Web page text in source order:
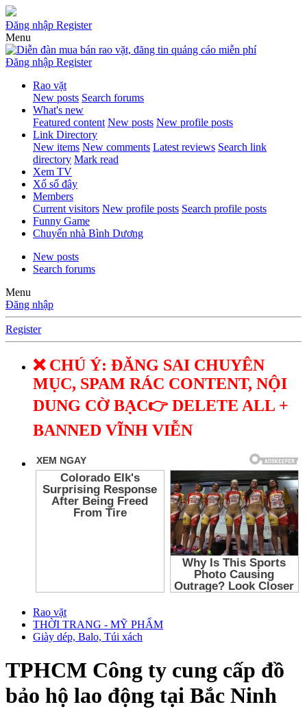
Đăng nhập Register
Menu
Đăng nhập Register
Rao vặt
New posts Search forums
What's new
Featured content New posts New profile posts
Link Directory
New items New comments Latest reviews Search link
directory Mark read
Xem TV
Xổ số đây
Members
Current visitors New profile posts Search profile posts
Funny Game
Chuyển nhà Bình Dương
New posts
Search forums
Menu
Đăng nhập
Register
❌ CHÚ Ý: ĐĂNG SAI CHUYÊN
MỤC, SPAM RÁC CONTENT, NỘI
DUNG CỜ BẠC👉 DELETE ALL +
BANNED VĨNH VIỄN
Rao vặt
THỜI TRANG - MỸ PHẨM
Giày dép, Balo, Túi xách
TPHCM Công ty cung cấp đồ
bảo hộ lao động tại Bắc Ninh